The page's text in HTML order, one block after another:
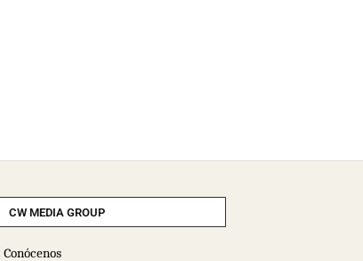
CW MEDIA GROUP
Conócenos